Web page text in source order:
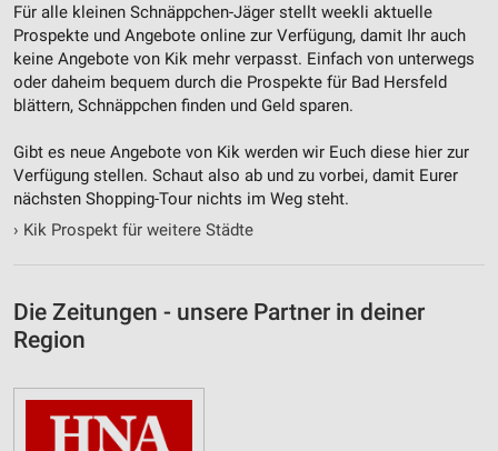
Für alle kleinen Schnäppchen-Jäger stellt weekli aktuelle
Prospekte und Angebote online zur Verfügung, damit Ihr auch
keine Angebote von Kik mehr verpasst. Einfach von unterwegs
oder daheim bequem durch die Prospekte für Bad Hersfeld
blättern, Schnäppchen finden und Geld sparen.
Gibt es neue Angebote von Kik werden wir Euch diese hier zur
Verfügung stellen. Schaut also ab und zu vorbei, damit Eurer
nächsten Shopping-Tour nichts im Weg steht.
› Kik Prospekt für weitere Städte
Die Zeitungen - unsere Partner in deiner
Region
Funktional
Werbung